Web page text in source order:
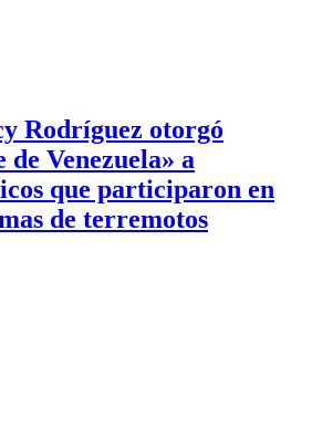
Rodríguez otorgó
Venezuela» a
que participaron en
de terremotos